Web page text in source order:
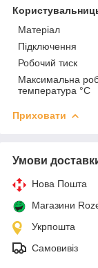
Матеріал
Підключення
Робочий тиск
Максимальна
температура °С
Приховати
Умови
Нова Пошта
Магазини
Укрпошта
Самовивіз